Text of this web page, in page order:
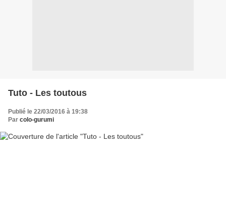
Tuto - Les toutous
Publié le 22/03/2016 à 19:38
Par colo-gurumi